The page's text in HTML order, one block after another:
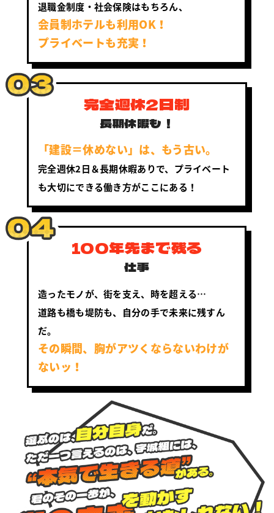
退職金制度・社会保険はもちろん、
会員制ホテルも利用OK！
プライベートも充実！
完全週休2日制
長期休暇も！
「建設＝休めない」は、もう古い。
完全週休2日＆長期休暇ありで、プライベート
も大切にできる働き方がここにある！
100年先まで残る
仕事
造ったモノが、街を支え、時を超える…
道路も橋も堤防も、自分の手で未来に残すん
だ。
その瞬間、胸がアツくならないわけが
ないッ！